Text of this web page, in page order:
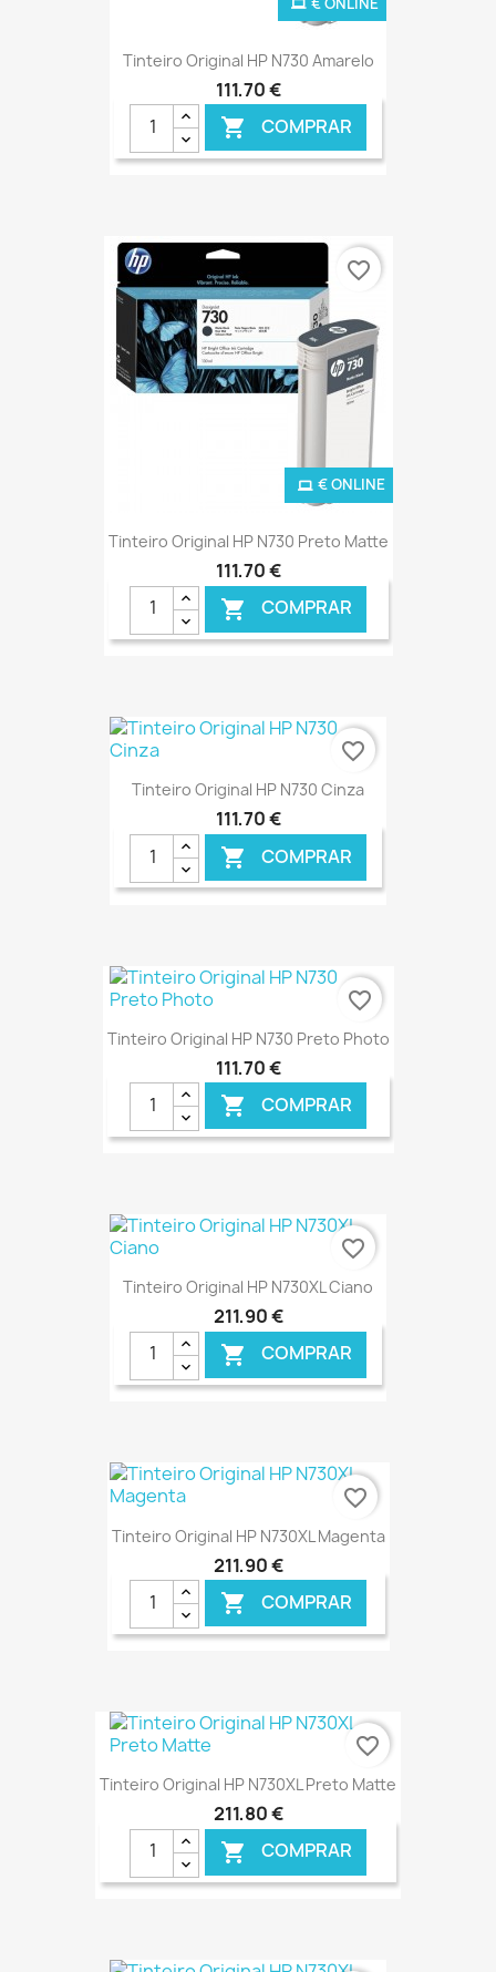
Tinteiro Original HP N730 Amarelo
111,70 €
 COMPRAR
Tinteiro Original HP N730 Preto Matte
111,70 €
 COMPRAR
€ ONLINE
favorite_border
Tinteiro Original HP N730 Cinza
111,70 €
 COMPRAR
€ ONLINE
favorite_border
Tinteiro Original HP N730 Preto Photo
111,70 €
 COMPRAR
€ ONLINE
favorite_border
Tinteiro Original HP N730XL Ciano
211,90 €
 COMPRAR
€ ONLINE
favorite_border
Tinteiro Original HP N730XL Magenta
211,90 €
 COMPRAR
€ ONLINE
favorite_border
Tinteiro Original HP N730XL Preto Matte
211,80 €
 COMPRAR
€ ONLINE
favorite_border